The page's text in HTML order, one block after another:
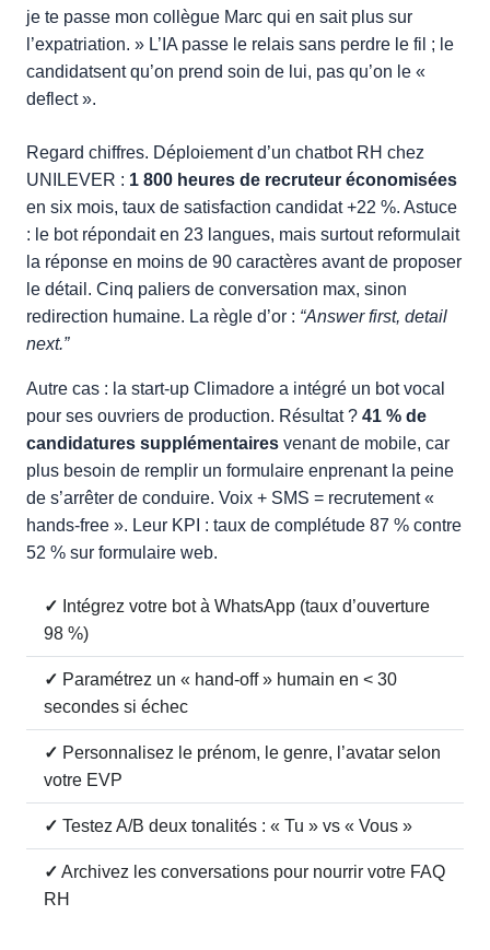
je te passe mon collègue Marc qui en sait plus sur
l’expatriation. » L’IA passe le relais sans perdre le fil ; le
candidatsent qu’on prend soin de lui, pas qu’on le «
deflect ».
Regard chiffres. Déploiement d’un chatbot RH chez
UNILEVER : 1 800 heures de recruteur économisées
en six mois, taux de satisfaction candidat +22 %. Astuce
: le bot répondait en 23 langues, mais surtout reformulait
la réponse en moins de 90 caractères avant de proposer
le détail. Cinq paliers de conversation max, sinon
redirection humaine. La règle d’or : “Answer first, detail
next.”
Autre cas : la start-up Climadore a intégré un bot vocal
pour ses ouvriers de production. Résultat ? 41 % de
candidatures supplémentaires venant de mobile, car
plus besoin de remplir un formulaire enprenant la peine
de s’arrêter de conduire. Voix + SMS = recrutement «
hands-free ». Leur KPI : taux de complétude 87 % contre
52 % sur formulaire web.
✓ Intégrez votre bot à WhatsApp (taux d’ouverture
98 %)
✓ Paramétrez un « hand-off » humain en < 30
secondes si échec
✓ Personnalisez le prénom, le genre, l’avatar selon
votre EVP
✓ Testez A/B deux tonalités : « Tu » vs « Vous »
✓ Archivez les conversations pour nourrir votre FAQ
RH